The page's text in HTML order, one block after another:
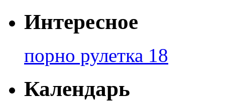
Интересное
порно рулетка 18
Календарь